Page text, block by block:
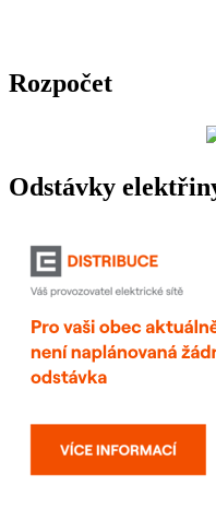
Rozpočet
Odstávky